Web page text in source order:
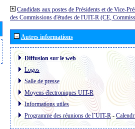
Candidats aux postes de Présidents et de Vice-
des Commissions d'études de l'UIT-R (CE,
Autres informations
Diffusion sur le web
Logos
Salle de presse
Moyens électroniques UIT-R
Informations utiles
Programme des réunions de l´UIT-R-